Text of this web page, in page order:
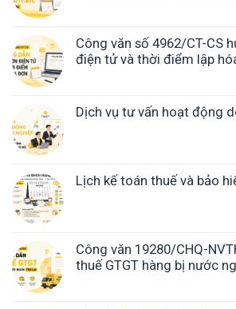
Công văn số 4962/CT-CS
điện tử và thời điểm lập
Dịch vụ tư vấn hoạt động
Lịch kế toán thuế và bảo
Công văn 19280/CHQ-
thuế GTGT hàng bị nước